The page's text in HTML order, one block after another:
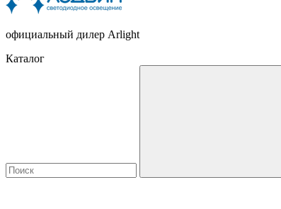
официальный дилер Arlight
Каталог